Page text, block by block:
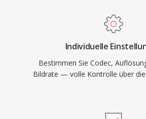
M2V-Input zusammen mit AC3-
unverzichtbaren Zwischenschritt
professionellen Disc-Erstellung
Individuelle
Bestimmen Sie Codec,
Bildrate — volle Kontrolle über die